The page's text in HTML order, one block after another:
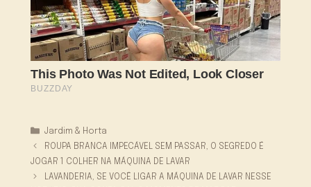
Categorias
Jardim & Horta
ROUPA BRANCA IMPECÁVEL SEM PASSAR, O SEGREDO É
JOGAR 1 COLHER NA MÁQUINA DE LAVAR
LAVANDERIA, SE VOCÊ LIGAR A MÁQUINA DE LAVAR NESSE